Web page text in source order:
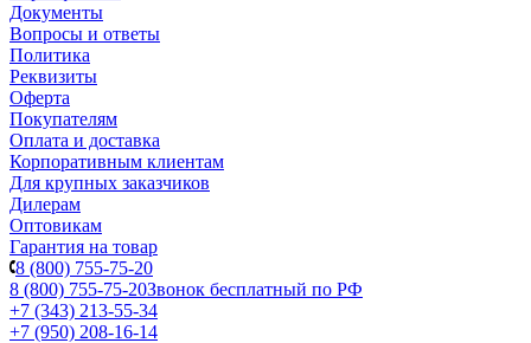
Документы
Вопросы и ответы
Политика
Реквизиты
Оферта
Покупателям
Оплата и доставка
Корпоративным клиентам
Для крупных заказчиков
Дилерам
Оптовикам
Гарантия на товар
8 (800) 755-75-20
8 (800) 755-75-20Звонок бесплатный по РФ
+7 (343) 213-55-34
+7 (950) 208-16-14